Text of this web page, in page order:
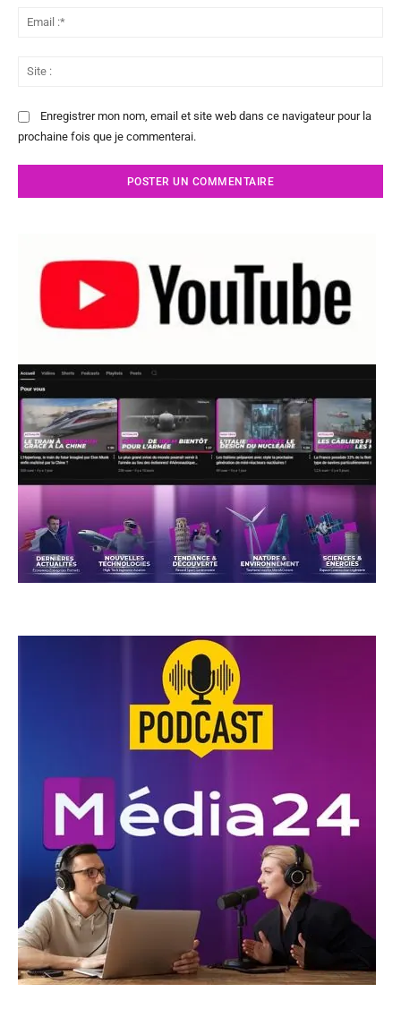
Enregistrer mon nom, email et site web dans ce navigateur pour la
prochaine fois que je commenterai.